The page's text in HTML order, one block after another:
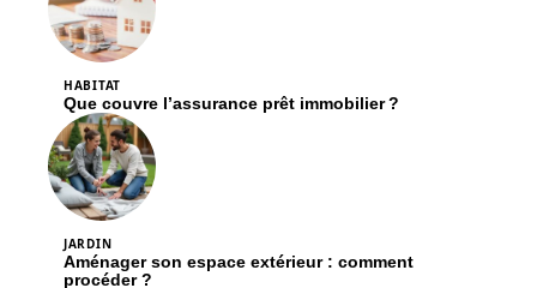
HABITAT
Que couvre l’assurance prêt immobilier ?
JARDIN
Aménager son espace extérieur : comment
procéder ?